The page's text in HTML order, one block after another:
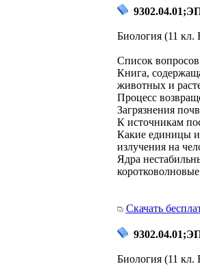
Биология (11
Список вопросов
Книга,
животных и
Процесс
Загрязнения
К источникам
Какие единицы
излучения на
Ядра
Скачать
Биология (11